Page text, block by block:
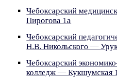
Чебоксарский
Пирогова 1а
Чебоксарский
Н.В. Никольского —
Чебоксарский
колледж — Кукшумская